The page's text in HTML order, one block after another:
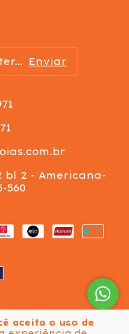
aceita o uso de
bl 2 - Americana-
560
Ltda -